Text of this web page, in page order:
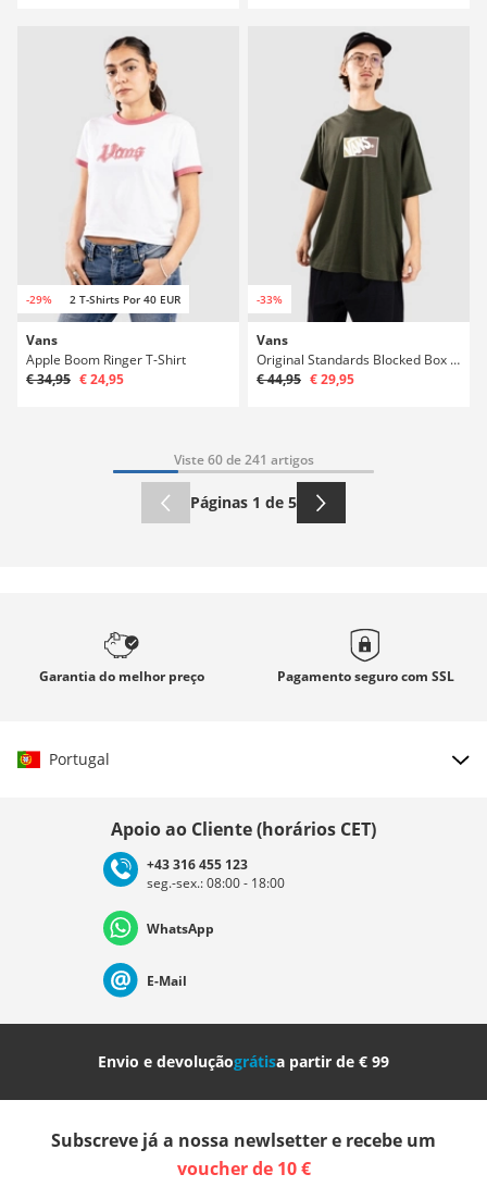
-29% 2 T-Shirts Por 40 EUR
Vans
Apple Boom Ringer T-Shirt
€ 34,95 € 24,95
-33%
Vans
Original Standards Blocked Box T-Shirt
€ 44,95 € 29,95
Viste 60 de 241 artigos
Páginas 1 de 5
Garantiado melhor preço Pagamento seguro com SSL
Portugal
Deutschland Österreich
Nederland Italia (Italiano) Italien (Deutsch)
Slovenija
Apoio ao Cliente (horários CET)
+43 316 455 123
seg.-sex.: 08:00 - 18:00
WhatsApp
E-Mail
Envio e devoluçãográtisa partir de € 99
Subscreve já a nossa newlsetter e recebe um
voucher de 10 €